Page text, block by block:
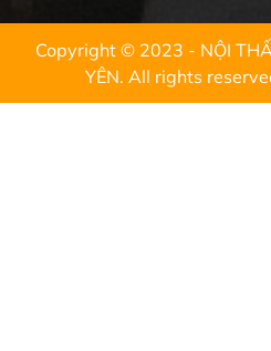
Copyright © 2023 - NỘI
YÊN. All rights